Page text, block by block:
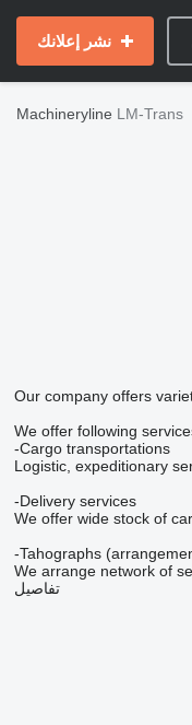
نشر إعلانك
Machineryline LM-Trans
Our company offers
We offer following
-Cargo transportations
Logistic, expeditionary
-Delivery services
We offer wide stock of
-Tahographs
We arrange network of
تفاصيل